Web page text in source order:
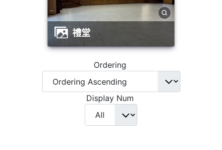
禮堂
Ordering
Display Num